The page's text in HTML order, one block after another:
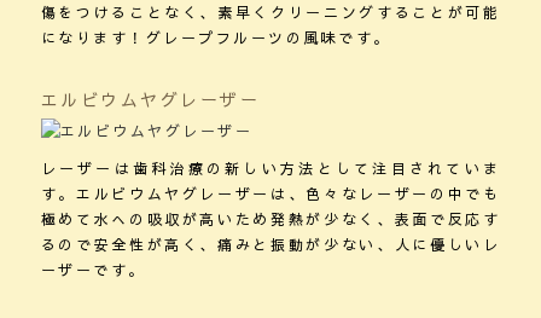
傷をつけることなく、素早くクリーニングすることが可能
になります！グレープフルーツの風味です。
エルビウムヤグレーザー
レーザーは歯科治療の新しい方法として注目されていま
す。エルビウムヤグレーザーは、色々なレーザーの中でも
極めて水への吸収が高いため発熱が少なく、表面で反応す
るので安全性が高く、痛みと振動が少ない、人に優しいレ
ーザーです。